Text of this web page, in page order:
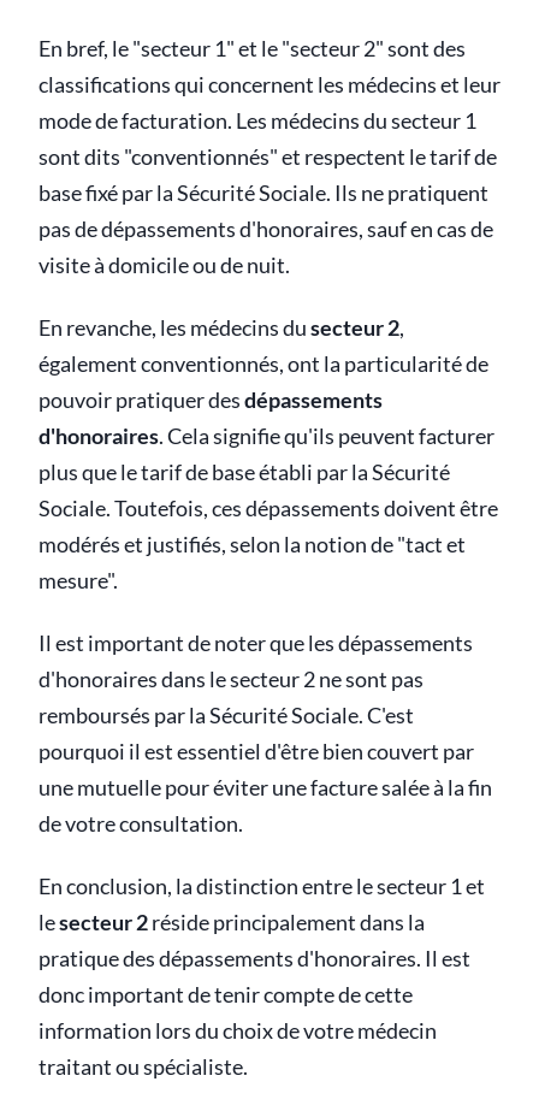
En bref, le "secteur 1" et le "secteur 2" sont des
classifications qui concernent les médecins et leur
mode de facturation. Les médecins du secteur 1
sont dits "conventionnés" et respectent le tarif de
base fixé par la Sécurité Sociale. Ils ne pratiquent
pas de dépassements d'honoraires, sauf en cas de
visite à domicile ou de nuit.
En revanche, les médecins dusecteur 2,
également conventionnés, ont la particularité de
pouvoir pratiquer desdépassements
d'honoraires. Cela signifie qu'ils peuvent facturer
plus que le tarif de base établi par la Sécurité
Sociale. Toutefois, ces dépassements doivent être
modérés et justifiés, selon la notion de "tact et
mesure".
Il est important de noter que les dépassements
d'honoraires dans le secteur 2 ne sont pas
remboursés par la Sécurité Sociale. C'est
pourquoi il est essentiel d'être bien couvert par
une mutuelle pour éviter une facture salée à la fin
de votre consultation.
En conclusion, la distinction entre le secteur 1 et
lesecteur 2réside principalement dans la
pratique des dépassements d'honoraires. Il est
donc important de tenir compte de cette
information lors du choix de votre médecin
traitant ou spécialiste.